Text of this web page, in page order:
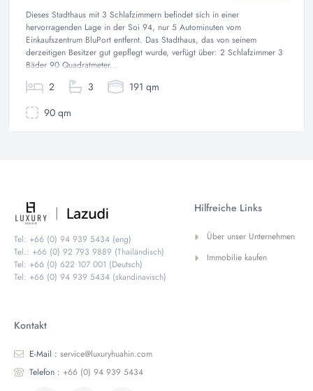
Dieses Stadthaus mit 3 Schlafzimmern befindet sich in einer
hervorragenden Lage in der Soi 94, nur 5 Autominuten vom
Einkaufszentrum BluPort entfernt. Das Stadthaus, das von seinem
derzeitigen Besitzer gut gepflegt wurde, verfügt über: 2 Schlafzimmer 3
Bäder 90 Quadratmeter...
2 3
191 qm
90 qm
Tel: +66 (0) 94 939 5434 (eng)
Tel.: +66 (0) 92 793 9889 (Thailändisch)
Tel: +66 (0) 622 107 001 (Deutsch)
Tel: +66 (0) 94 939 5434 (skandinavisch)
Hilfreiche Links
Über unser Unternehmen
Immobilie kaufen
Kontakt
E-Mail : service@luxuryhuahin.com
Telefon : +66 (0) 94 939 5434